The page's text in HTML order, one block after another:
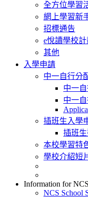
全方位學習
網上學習新
招標通告
e悅讀學校計
其他
入學申請
中一自行分
中一
中一
插班生入學
插班
本校學習特
學校介紹短
Information for
NCS School